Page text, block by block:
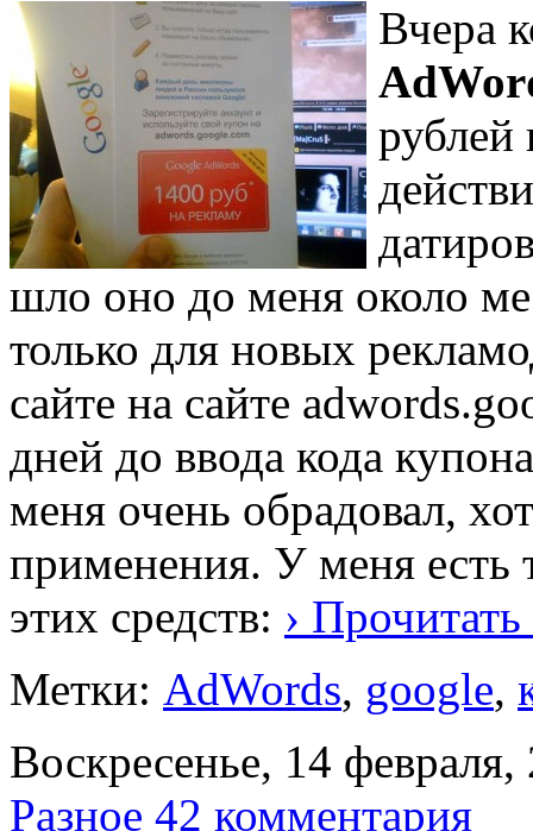
Вчера
рублей
шло оно до меня около
только для новых
сайте на сайте
дней до ввода кода
меня очень обрадовал,
применения. У меня есть
этих средств: ›
Метки: AdWords, google,
Воскресенье, 14 февраля,
Разное 42 комментария